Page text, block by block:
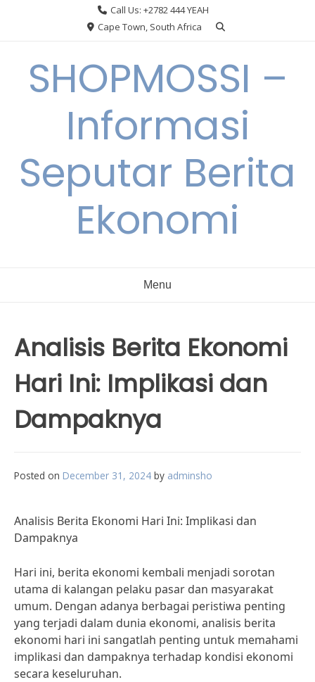
Call Us: +2782 444 YEAH
Cape Town, South Africa
SHOPMOSSI –
Informasi
Seputar Berita
Ekonomi
Menu
Analisis Berita Ekonomi
Hari Ini: Implikasi dan
Dampaknya
Posted on December 31, 2024 by adminsho
Analisis Berita Ekonomi Hari Ini: Implikasi dan
Dampaknya
Hari ini, berita ekonomi kembali menjadi sorotan
utama di kalangan pelaku pasar dan masyarakat
umum. Dengan adanya berbagai peristiwa penting
yang terjadi dalam dunia ekonomi, analisis berita
ekonomi hari ini sangatlah penting untuk memahami
implikasi dan dampaknya terhadap kondisi ekonomi
secara keseluruhan.